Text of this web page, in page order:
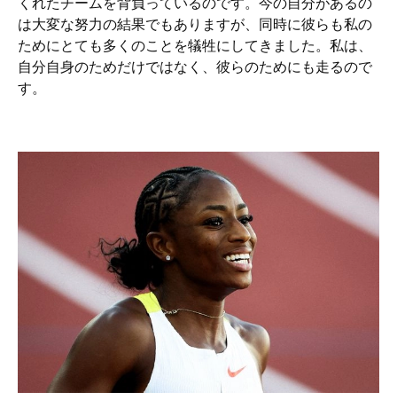
は大変な努力の結果でもありますが、同時に彼らも私の
ためにとても多くのことを犠牲にしてきました。私は、
自分自身のためだけではなく、彼らのためにも走るので
す。